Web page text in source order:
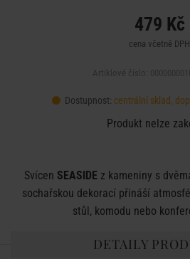
479 Kč
cena včetně DPH
Dostupnost: centrální sklad,
Produkt nelze
Svícen SEASIDE z kameniny s
sochařskou dekorací přináší
stůl, komodu nebo
DETAILY